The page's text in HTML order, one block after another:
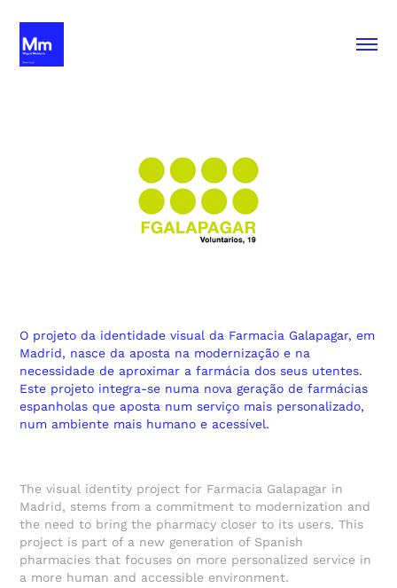
O projeto da identidade visual da Farmacia Galapagar, em
Madrid, nasce da aposta na modernização e na
necessidade de aproximar a farmácia dos seus utentes.
Este projeto integra-se numa nova geração de farmácias
espanholas que aposta num serviço mais personalizado,
num ambiente mais humano e acessível.
The visual identity project for Farmacia Galapagar in
Madrid, stems from a commitment to modernization and
the need to bring the pharmacy closer to its users. This
project is part of a new generation of Spanish
pharmacies that focuses on more personalized service in
a more human and accessible environment.